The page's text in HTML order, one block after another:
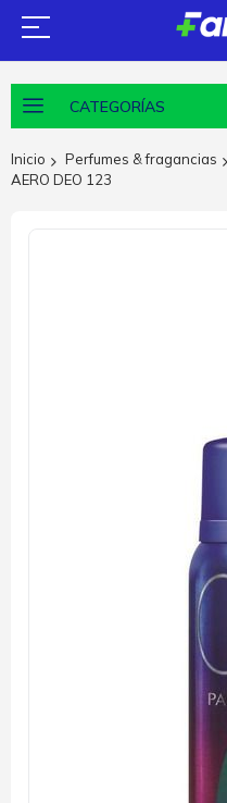
CATEGORÍAS
Inicio Perfumes & fragancias
AERO DEO 123